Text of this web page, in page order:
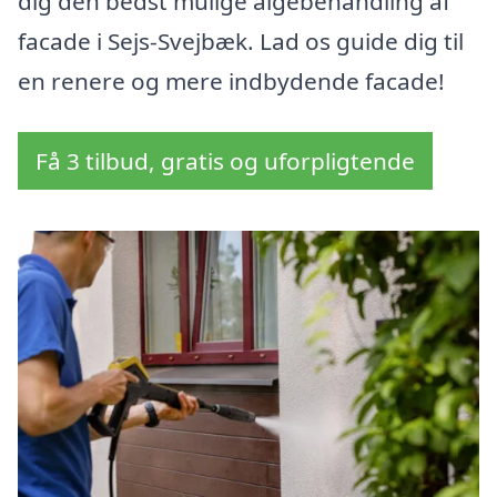
facade i Sejs-Svejbæk. Lad os guide dig til
en renere og mere indbydende facade!
Få 3 tilbud, gratis og uforpligtende